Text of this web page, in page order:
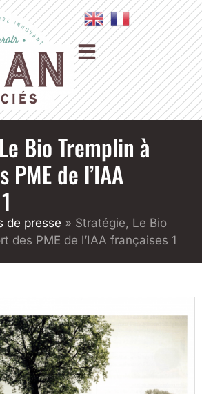
Bio Tremplin à
PME de l’IAA
de presse » Stratégie, Le Bio
des PME de l’IAA françaises 1